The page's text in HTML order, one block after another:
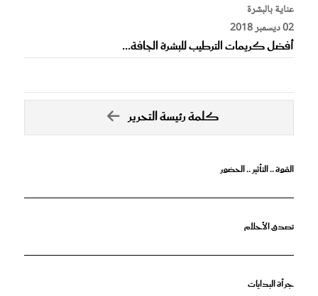
عناية بالبشرة
02 ديسمبر 2018
أفضل كريمات الترطيب للبشرة الجافة...
كلمة رئيسة التحرير
القوة .. التأثير .. الحضور
تصدق الأحلام
جرأة البدايات